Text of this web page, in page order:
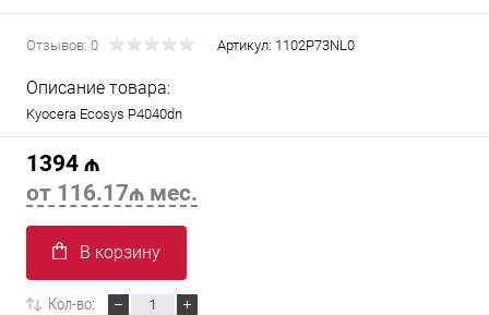
Отзывов: 0 Артикул: 1102P73NL0
Описание товара:
Kyocera Ecosys P4040dn
1394 ₼
от 116.17₼ мес.
В корзину
Кол-во: